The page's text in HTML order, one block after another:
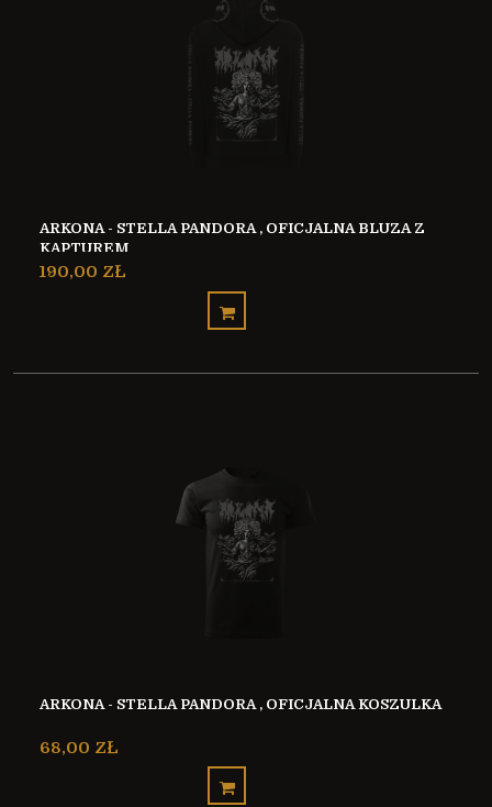
ARKONA - STELLA PANDORA , OFICJALNA BLUZA Z
KAPTUREM
190,00 ZŁ
ARKONA - STELLA PANDORA , OFICJALNA KOSZULKA
68,00 ZŁ